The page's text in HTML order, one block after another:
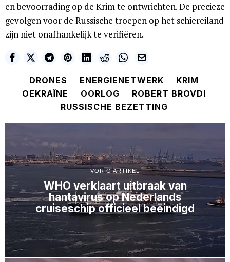
en bevoorrading op de Krim te ontwrichten. De precieze
gevolgen voor de Russische troepen op het schiereiland
zijn niet onafhankelijk te verifiëren.
DRONES ENERGIENETWERK
KRIM
OEKRAÏNE
OORLOG
ROBERT BROVDI
RUSSISCHE BEZETTING
VORIG ARTIKEL
WHO verklaart uitbraak van
hantavirus op Nederlands
cruiseschip officieel beëindigd